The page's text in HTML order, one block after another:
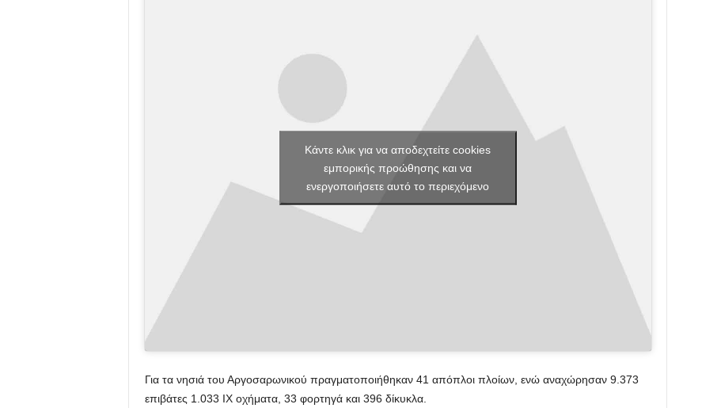
Κάντε κλικ για να αποδεχτείτε cookies
εμπορικής προώθησης και να
ενεργοποιήσετε αυτό το περιεχόμενο
Για τα νησιά του Αργοσαρωνικού πραγματοποιήθηκαν 41 απόπλοι πλοίων, ενώ αναχώρησαν 9.373
επιβάτες 1.033 ΙΧ οχήματα, 33 φορτηγά και 396 δίκυκλα.